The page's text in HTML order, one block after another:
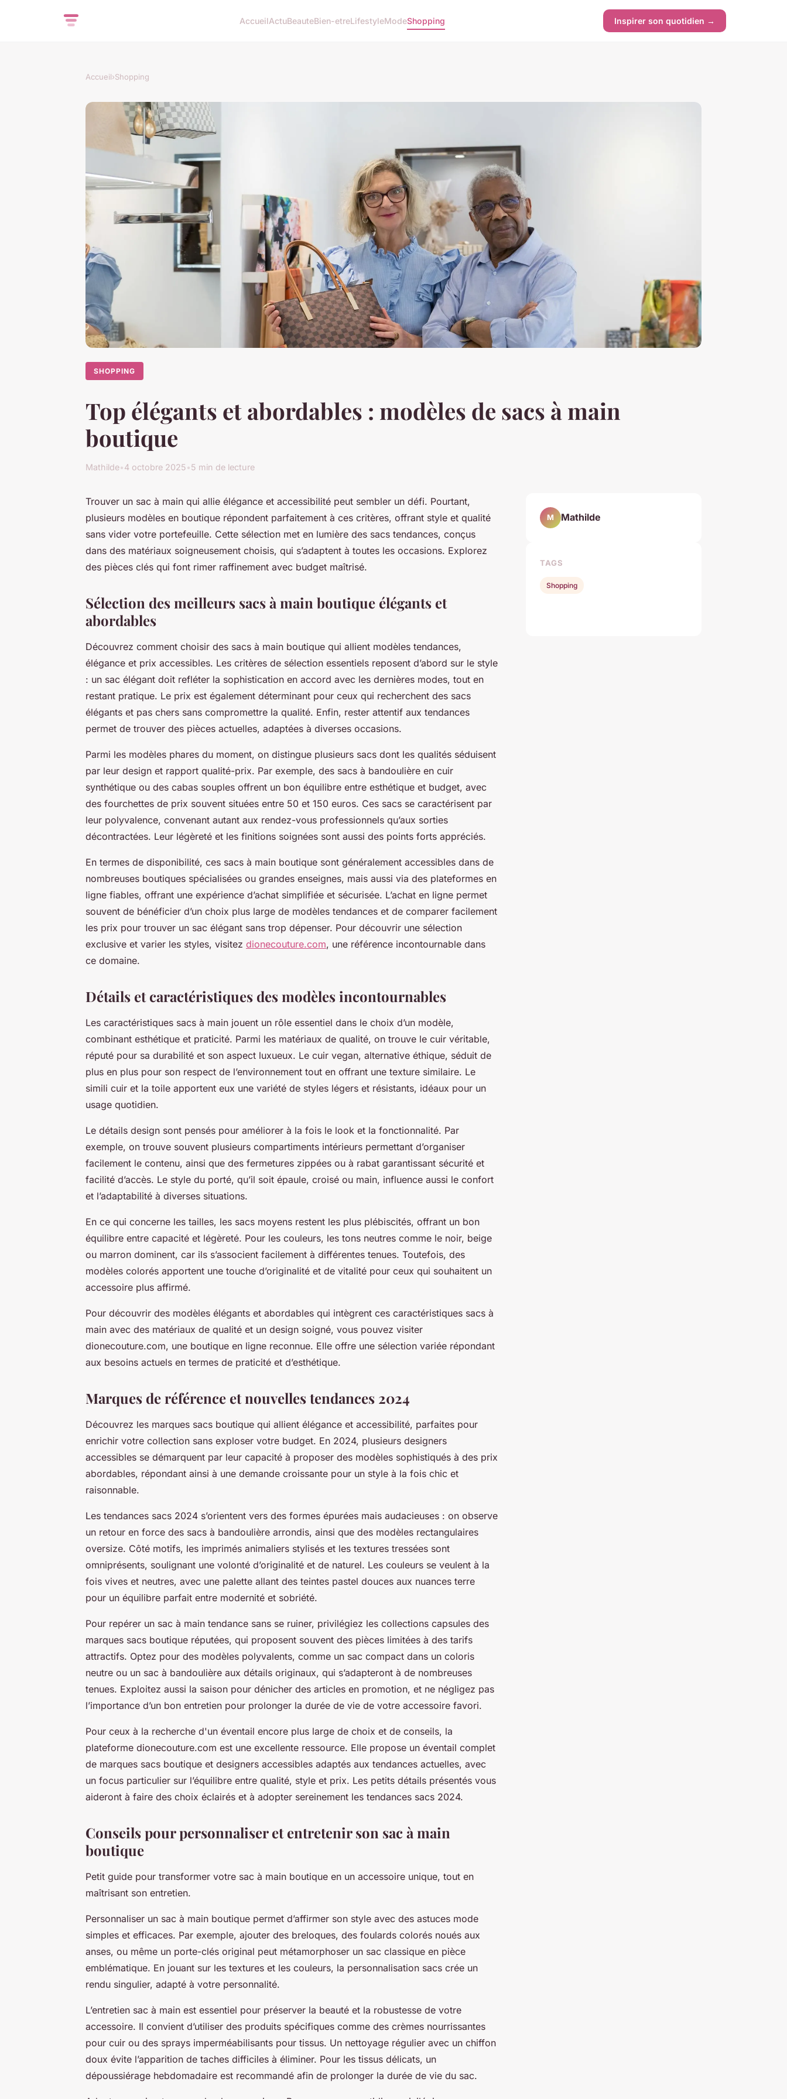
AccueilActuBeauteBien-etreLifestyleModeShopping Inspirer son quotidien →
Accueil›Shopping
SHOPPING
Top élégants et abordables : modèles de sacs à main
boutique
Mathilde•4 octobre 2025•5 min de lecture
Trouver un sac à main qui allie élégance et accessibilité peut sembler un défi. Pourtant,
plusieurs modèles en boutique répondent parfaitement à ces critères, offrant style et qualité
sans vider votre portefeuille. Cette sélection met en lumière des sacs tendances, conçus
dans des matériaux soigneusement choisis, qui s’adaptent à toutes les occasions. Explorez
des pièces clés qui font rimer raffinement avec budget maîtrisé.
Sélection des meilleurs sacs à main boutique élégants et
abordables
Découvrez comment choisir des sacs à main boutique qui allient modèles tendances,
élégance et prix accessibles. Les critères de sélection essentiels reposent d’abord sur le style
: un sac élégant doit refléter la sophistication en accord avec les dernières modes, tout en
restant pratique. Le prix est également déterminant pour ceux qui recherchent des sacs
élégants et pas chers sans compromettre la qualité. Enfin, rester attentif aux tendances
permet de trouver des pièces actuelles, adaptées à diverses occasions.
Parmi les modèles phares du moment, on distingue plusieurs sacs dont les qualités séduisent
par leur design et rapport qualité-prix. Par exemple, des sacs à bandoulière en cuir
synthétique ou des cabas souples offrent un bon équilibre entre esthétique et budget, avec
des fourchettes de prix souvent situées entre 50 et 150 euros. Ces sacs se caractérisent par
leur polyvalence, convenant autant aux rendez-vous professionnels qu’aux sorties
décontractées. Leur légèreté et les finitions soignées sont aussi des points forts appréciés.
En termes de disponibilité, ces sacs à main boutique sont généralement accessibles dans de
nombreuses boutiques spécialisées ou grandes enseignes, mais aussi via des plateformes en
ligne fiables, offrant une expérience d’achat simplifiée et sécurisée. L’achat en ligne permet
souvent de bénéficier d’un choix plus large de modèles tendances et de comparer facilement
les prix pour trouver un sac élégant sans trop dépenser. Pour découvrir une sélection
exclusive et varier les styles, visitez dionecouture.com, une référence incontournable dans
ce domaine.
Détails et caractéristiques des modèles incontournables
Les caractéristiques sacs à main jouent un rôle essentiel dans le choix d’un modèle,
combinant esthétique et praticité. Parmi les matériaux de qualité, on trouve le cuir véritable,
réputé pour sa durabilité et son aspect luxueux. Le cuir vegan, alternative éthique, séduit de
plus en plus pour son respect de l’environnement tout en offrant une texture similaire. Le
simili cuir et la toile apportent eux une variété de styles légers et résistants, idéaux pour un
usage quotidien.
Le détails design sont pensés pour améliorer à la fois le look et la fonctionnalité. Par
exemple, on trouve souvent plusieurs compartiments intérieurs permettant d’organiser
facilement le contenu, ainsi que des fermetures zippées ou à rabat garantissant sécurité et
facilité d’accès. Le style du porté, qu’il soit épaule, croisé ou main, influence aussi le confort
et l’adaptabilité à diverses situations.
En ce qui concerne les tailles, les sacs moyens restent les plus plébiscités, offrant un bon
équilibre entre capacité et légèreté. Pour les couleurs, les tons neutres comme le noir, beige
ou marron dominent, car ils s’associent facilement à différentes tenues. Toutefois, des
modèles colorés apportent une touche d’originalité et de vitalité pour ceux qui souhaitent un
accessoire plus affirmé.
Pour découvrir des modèles élégants et abordables qui intègrent ces caractéristiques sacs à
main avec des matériaux de qualité et un design soigné, vous pouvez visiter
dionecouture.com, une boutique en ligne reconnue. Elle offre une sélection variée répondant
aux besoins actuels en termes de praticité et d’esthétique.
Marques de référence et nouvelles tendances 2024
Découvrez les marques sacs boutique qui allient élégance et accessibilité, parfaites pour
enrichir votre collection sans exploser votre budget. En 2024, plusieurs designers
accessibles se démarquent par leur capacité à proposer des modèles sophistiqués à des prix
abordables, répondant ainsi à une demande croissante pour un style à la fois chic et
raisonnable.
Les tendances sacs 2024 s’orientent vers des formes épurées mais audacieuses : on observe
un retour en force des sacs à bandoulière arrondis, ainsi que des modèles rectangulaires
oversize. Côté motifs, les imprimés animaliers stylisés et les textures tressées sont
omniprésents, soulignant une volonté d’originalité et de naturel. Les couleurs se veulent à la
fois vives et neutres, avec une palette allant des teintes pastel douces aux nuances terre
pour un équilibre parfait entre modernité et sobriété.
Pour repérer un sac à main tendance sans se ruiner, privilégiez les collections capsules des
marques sacs boutique réputées, qui proposent souvent des pièces limitées à des tarifs
attractifs. Optez pour des modèles polyvalents, comme un sac compact dans un coloris
neutre ou un sac à bandoulière aux détails originaux, qui s’adapteront à de nombreuses
tenues. Exploitez aussi la saison pour dénicher des articles en promotion, et ne négligez pas
l’importance d’un bon entretien pour prolonger la durée de vie de votre accessoire favori.
Pour ceux à la recherche d'un éventail encore plus large de choix et de conseils, la
plateforme dionecouture.com est une excellente ressource. Elle propose un éventail complet
de marques sacs boutique et designers accessibles adaptés aux tendances actuelles, avec
un focus particulier sur l’équilibre entre qualité, style et prix. Les petits détails présentés vous
aideront à faire des choix éclairés et à adopter sereinement les tendances sacs 2024.
Conseils pour personnaliser et entretenir son sac à main
boutique
Petit guide pour transformer votre sac à main boutique en un accessoire unique, tout en
maîtrisant son entretien.
Personnaliser un sac à main boutique permet d’affirmer son style avec des astuces mode
simples et efficaces. Par exemple, ajouter des breloques, des foulards colorés noués aux
anses, ou même un porte-clés original peut métamorphoser un sac classique en pièce
emblématique. En jouant sur les textures et les couleurs, la personnalisation sacs crée un
rendu singulier, adapté à votre personnalité.
L’entretien sac à main est essentiel pour préserver la beauté et la robustesse de votre
accessoire. Il convient d’utiliser des produits spécifiques comme des crèmes nourrissantes
pour cuir ou des sprays imperméabilisants pour tissus. Un nettoyage régulier avec un chiffon
doux évite l’apparition de taches difficiles à éliminer. Pour les tissus délicats, un
dépoussiérage hebdomadaire est recommandé afin de prolonger la durée de vie du sac.
M Mathilde
TAGS
Shopping